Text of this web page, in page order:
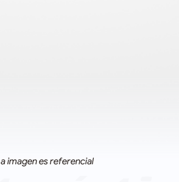
imagen es referencial